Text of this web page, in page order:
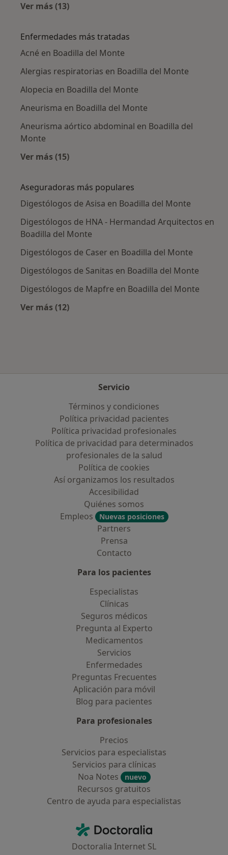
Ver más (13)
Enfermedades más tratadas
Acné en Boadilla del Monte
Alergias respiratorias en Boadilla del Monte
Alopecia en Boadilla del Monte
Aneurisma en Boadilla del Monte
Aneurisma aórtico abdominal en Boadilla del
Monte
Ver más (15)
Aseguradoras más populares
Digestólogos de Asisa en Boadilla del Monte
Digestólogos de HNA - Hermandad Arquitectos en
Boadilla del Monte
Digestólogos de Caser en Boadilla del Monte
Digestólogos de Sanitas en Boadilla del Monte
Digestólogos de Mapfre en Boadilla del Monte
Ver más (12)
Servicio
Términos y condiciones
Política privacidad pacientes
Política privacidad profesionales
Política de privacidad para determinados
profesionales de la salud
Política de cookies
Así organizamos los resultados
Accesibilidad
Quiénes somos
Empleos
Nuevas posiciones
Partners
Prensa
Contacto
Para los pacientes
Especialistas
Clínicas
Seguros médicos
Pregunta al Experto
Medicamentos
Servicios
Enfermedades
Preguntas Frecuentes
Aplicación para móvil
Blog para pacientes
Para profesionales
Precios
Servicios para especialistas
Servicios para clínicas
Noa Notes
nuevo
Recursos gratuitos
Centro de ayuda para especialistas
Doctoralia - Página de inicio
Doctoralia Internet SL